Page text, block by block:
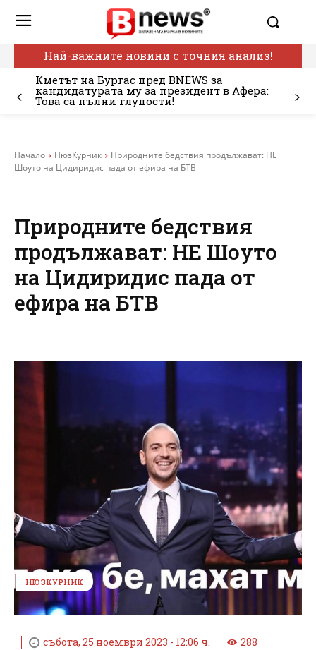
Най-важните новини с точния анализ!
Кметът на Бургас пред BNEWS за
кандидатурата му за президент в Афера:
Това са пълни глупости!
Начало НюзКурник
Природните бедствия продължават: НЕ
Шоуто на Цидиридис пада от ефира на БТВ
Природните бедствия
продължават: НЕ Шоуто
на Цидиридис пада от
ефира на БТВ
НЮЗКУРНИК
събота, 25 ноември 2023 - 12:06 ч. 288